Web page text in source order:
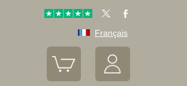
Français